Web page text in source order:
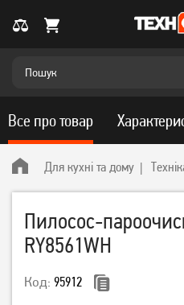
Для кухні та дому
Пилосос-
RY8561WH
Код: 95912
Все про товар